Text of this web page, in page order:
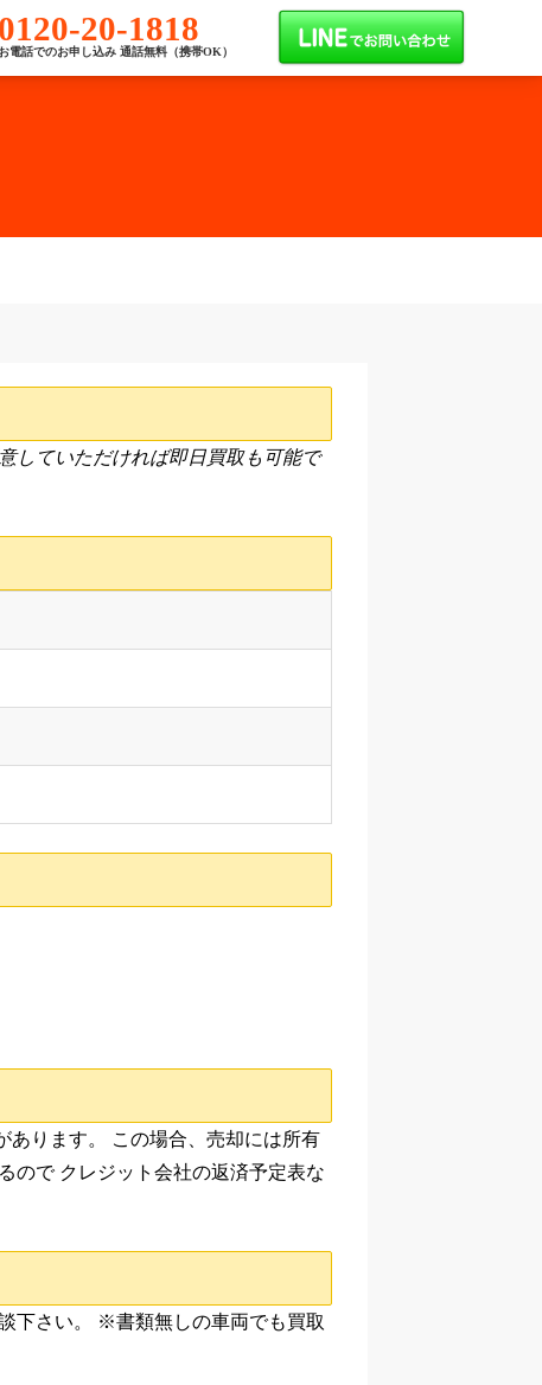
0120-20-1818
お電話でのお申し込み 通話無料（携帯OK）
していただければ即日買取も可能で
あります。 この場合、売却には所有
ので クレジット会社の返済予定表な
下さい。 ※書類無しの車両でも買取